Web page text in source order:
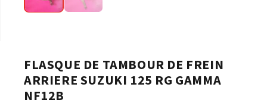
FLASQUE DE TAMBOUR DE FREIN
ARRIERE SUZUKI 125 RG GAMMA
NF12B